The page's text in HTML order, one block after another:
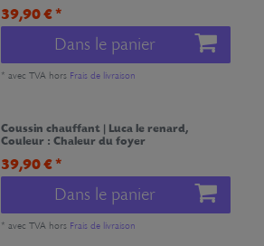
39,90 € *
Dans le panier
*avec TVA hors Frais de livraison
Coussin chauffant | Luca le renard,
Couleur : Chaleur du foyer
39,90 € *
Dans le panier
*avec TVA hors Frais de livraison